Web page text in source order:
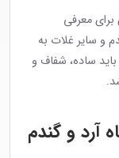
برای معرفی
و سایر غلات به
ساده، شفاف و
آرد و گندم